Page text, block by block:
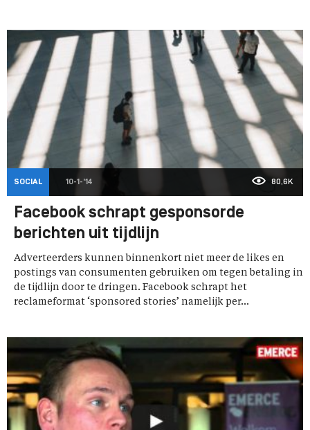
SOCIAL 10-1-'14 80,6K
Facebook schrapt gesponsorde
berichten uit tijdlijn
Adverteerders kunnen binnenkort niet meer de likes en
postings van consumenten gebruiken om tegen betaling in
de tijdlijn door te dringen. Facebook schrapt het
reclameformat ‘sponsored stories’ namelijk per...